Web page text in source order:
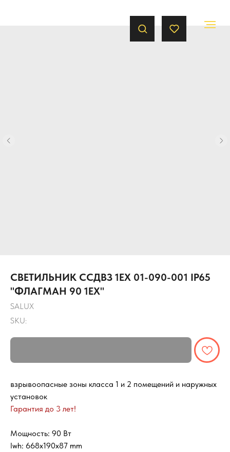
СВЕТИЛЬНИК ССДВЗ 1ЕХ 01-090-001 IP65
"ФЛАГМАН 90 1ЕХ"
SALUX
SKU:
взрывоопасные зоны класса 1 и 2 помещений и наружных
установок
Гарантия до 3 лет!
Мощность: 90 Вт
lwh: 668x190x87 mm